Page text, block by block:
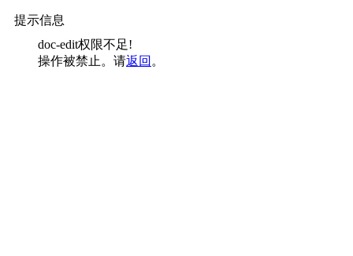
提示信息
doc-edit权限不足!
操作被禁止。请返回 。